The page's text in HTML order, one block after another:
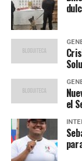
controles
validaciones
factorpara
Antes de
términos y
verificación y
“demasiado
parte del
el